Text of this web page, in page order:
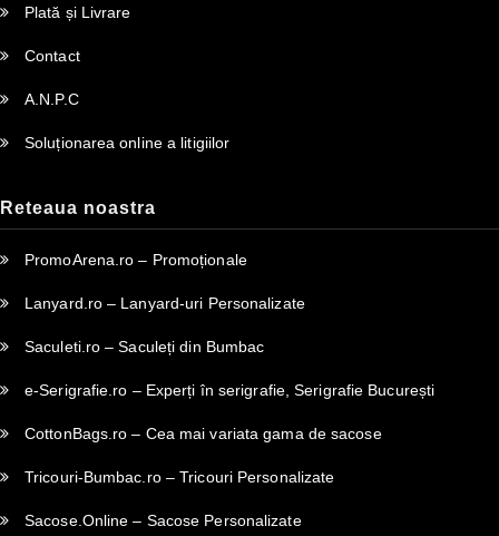
Plată și Livrare
Contact
A.N.P.C
Soluționarea online a litigiilor
Reteaua noastra
PromoArena.ro – Promoționale
Lanyard.ro – Lanyard-uri Personalizate
Saculeti.ro – Saculeți din Bumbac
e-Serigrafie.ro – Experți în serigrafie, Serigrafie București
CottonBags.ro – Cea mai variata gama de sacose
Tricouri-Bumbac.ro – Tricouri Personalizate
Sacose.Online – Sacose Personalizate